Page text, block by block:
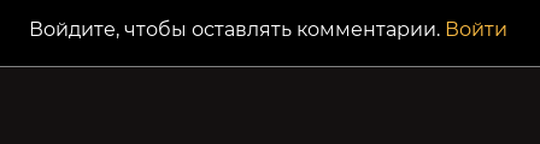
Войдите, чтобы оставлять комментарии. Войти